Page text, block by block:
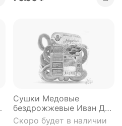
Сушки Медовые
бездрожжевые Иван Да
150г
Скоро будет в наличии